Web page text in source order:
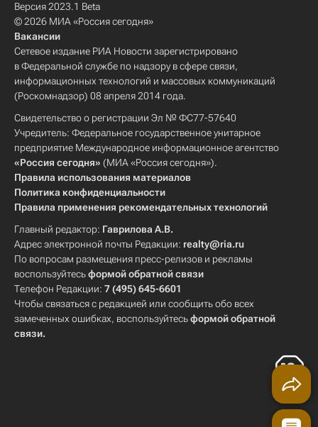
Версия 2023.1 Beta
© 2026 МИА «Россия сегодня»
Вакансии
Сетевое издание РИА Новости зарегистрировано
в Федеральной службе по надзору в сфере связи,
информационных технологий и массовых коммуникаций
(Роскомнадзор) 08 апреля 2014 года.
Свидетельство о регистрации Эл № ФС77-57640
Учредитель: Федеральное государственное унитарное
предприятие Международное информационное агентство
«Россия сегодня» (МИА «Россия сегодня»).
Правила использования материалов
Политика конфиденциальности
Правила применения рекомендательных технологий
Главный редактор: Гаврилова А.В.
Адрес электронной почты Редакции: realty@ria.ru
По вопросам размещения пресс-релизов и рекламы
воспользуйтесьформой обратной связи
Телефон Редакции: 7 (495) 645-6601
Чтобы связаться с редакцией или сообщить обо всех
замеченных ошибках, воспользуйтесьформой обратной
связи.